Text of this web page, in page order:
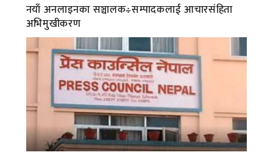
नयाँ अनलाइनका सञ्चालक÷सम्पादकलाई आचारसंहिता
अभिमुखीकरण